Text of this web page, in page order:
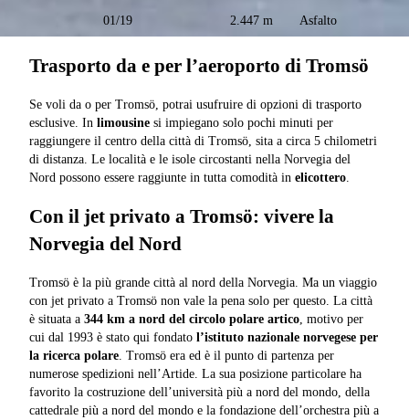
01/19 2.447 m Asfalto
Trasporto da e per l’aeroporto di Tromsö
Se voli da o per Tromsö, potrai usufruire di opzioni di trasporto
esclusive. In limousine si impiegano solo pochi minuti per
raggiungere il centro della città di Tromsö, sita a circa 5 chilometri
di distanza. Le località e le isole circostanti nella Norvegia del
Nord possono essere raggiunte in tutta comodità in elicottero
Con il jet privato a Tromsö: vivere la
Norvegia del Nord
Tromsö è la più grande città al nord della Norvegia. Ma un viaggio
con jet privato a Tromsö non vale la pena solo per questo. La città
è situata a 344 km a nord del circolo polare artico , motivo per
cui dal 1993 è stato qui fondato l’istituto nazionale norvegese per
la ricerca polare . Tromsö era ed è il punto di partenza per
numerose spedizioni nell’Artide. La sua posizione particolare ha
favorito la costruzione dell’università più a nord del mondo, della
cattedrale più a nord del mondo e la fondazione dell’orchestra più a